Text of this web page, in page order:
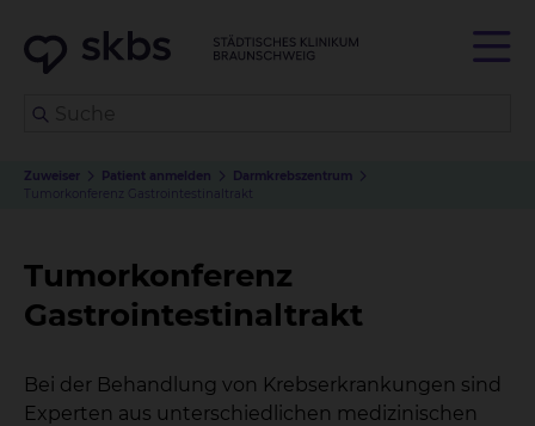
Zuweiser Patient anmelden
Darmkrebszentrum
Tumorkonferenz Gastrointestinaltrakt
Tumorkonferenz
Gastrointestinaltrakt
Bei der Behandlung von Krebserkrankungen sind
Experten aus unterschiedlichen medizinischen